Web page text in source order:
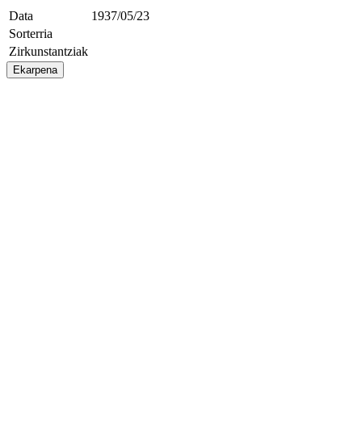
Data
1937/05/23
Sorterria
Zirkunstantziak